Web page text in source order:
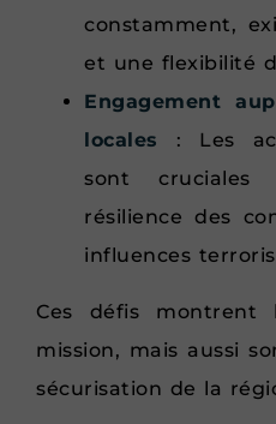
constamment,
et une flexibilité
Engagement
locales : Les
sont
résilience des
influences
Ces défis montrent
mission, mais aussi
sécurisation de la